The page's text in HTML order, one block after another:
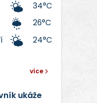
34°C
26°C
24°C
více
ukáže